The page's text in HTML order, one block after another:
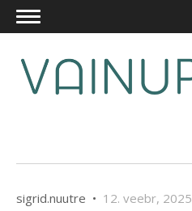
sigrid.nuutre • 12. veebr, 2025